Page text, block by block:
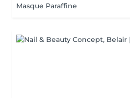
Masque Paraffine